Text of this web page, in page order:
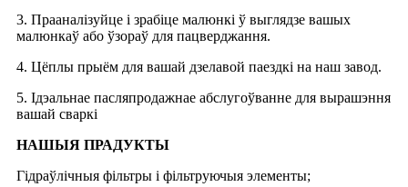
3. Прааналізуйце і зрабіце малюнкі ў выглядзе вашых
малюнкаў або ўзораў для пацверджання.
4. Цёплы прыём для вашай дзелавой паездкі на наш завод.
5. Ідэальнае пасляпродажнае абслугоўванне для вырашэння
вашай сваркі
НАШЫЯ ПРАДУКТЫ
Гідраўлічныя фільтры і фільтруючыя элементы;